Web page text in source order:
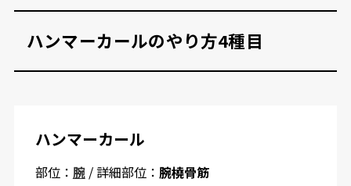
ハンマーカールのやり方4種目
ハンマーカール
部位： 腕/ 詳細部位： 腕橈骨筋